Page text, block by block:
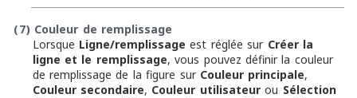
(7) Couleur de remplissage
Lorsque Ligne/remplissage est réglée sur Créer la
ligne et le remplissage, vous pouvez définir la couleur
de remplissage de la figure sur Couleur principale,
Couleur secondaire, Couleur utilisateurou Sélection